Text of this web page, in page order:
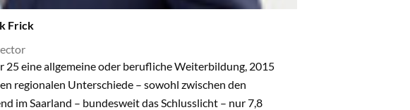
Frick
eine allgemeine oder berufliche Weiterbildung, 2015
regionalen Unterschiede – sowohl zwischen den
im Saarland – bundesweit das Schlusslicht – nur 7,8